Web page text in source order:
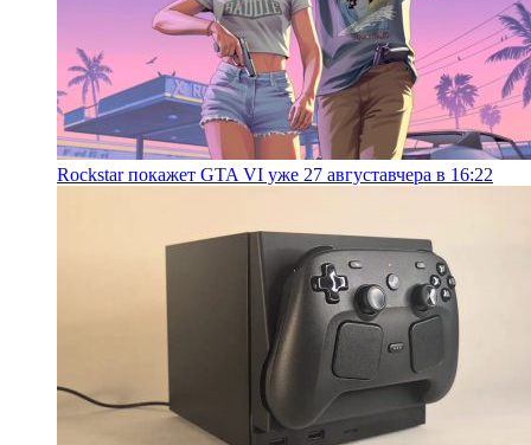
Rockstar покажет GTA VI уже 27 августавчера в 16:22